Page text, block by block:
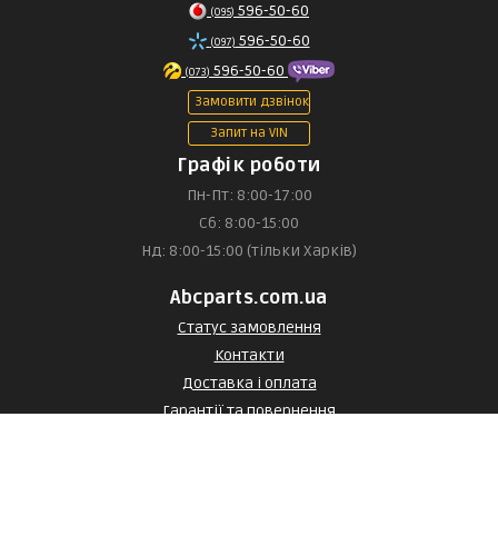
(095) 596-50-60
(097) 596-50-60
(073) 596-50-60
Замовити дзвінок
Запит на VIN
Графік роботи
Пн-Пт: 8:00-17:00
Сб: 8:00-15:00
Нд: 8:00-15:00 (тільки Харків)
Abcparts.com.ua
Статус замовлення
Контакти
Доставка і оплата
Гарантії та повернення